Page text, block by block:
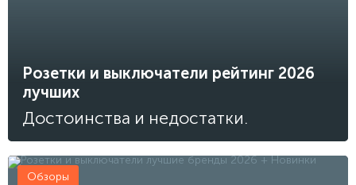
Розетки и выключатели рейтинг 2026
лучших
Достоинства и недостатки.
Обзоры